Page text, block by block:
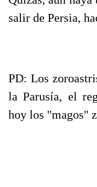
salir de Persia,
PD: Los
la Parusía, el
hoy los "magos"